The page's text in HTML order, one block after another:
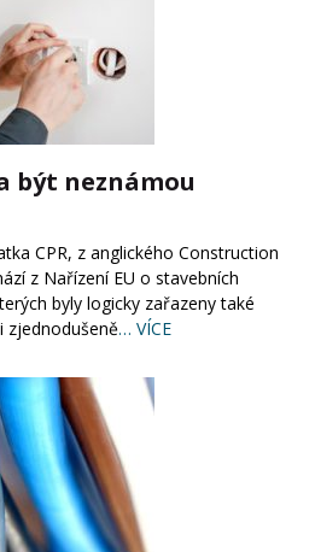
být neznámou
CPR, z anglického Construction
z Nařízení EU o stavebních
byly logicky zařazeny také
zjednodušeně… VÍCE